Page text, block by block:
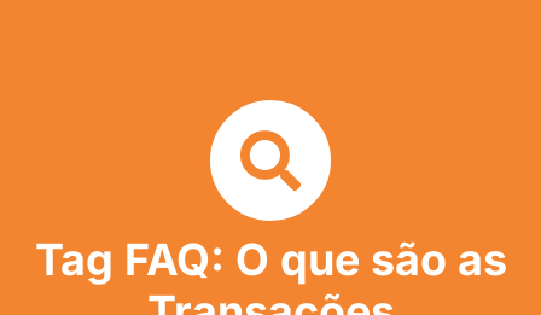
Tag FAQ: O que são as